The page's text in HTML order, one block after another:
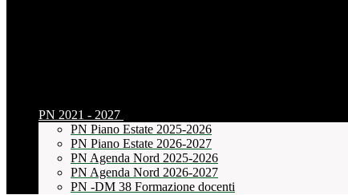
PN 2021 - 2027
PN Piano Estate 2025-2026
PN Piano Estate 2026-2027
PN Agenda Nord 2025-2026
PN Agenda Nord 2026-2027
PN -DM 38 Formazione docenti